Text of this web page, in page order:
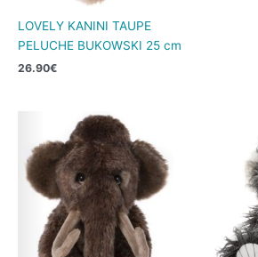
LOVELY KANINI TAUPE
PELUCHE BUKOWSKI 25 cm
26.90€